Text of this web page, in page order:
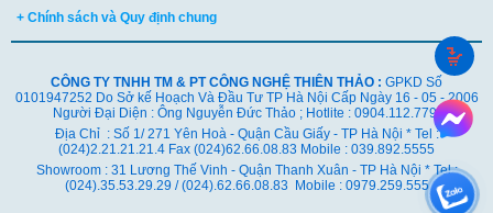
+ Chính sách và Quy định chung
CÔNG TY TNHH TM & PT CÔNG NGHỆ THIÊN THẢO : GPKD Số
0101947252 Do Sở kế Hoạch Và Đầu Tư TP Hà Nội Cấp Ngày 16 - 05 - 2006
Người Đại Diện : Ông Nguyễn Đức Thảo ; Hotlite : 0904.112.779
Địa Chỉ : Số 1/ 271 Yên Hoà - Quận Cầu Giấy - TP Hà Nội * Tel :
(024)2.21.21.21.4 Fax (024)62.66.08.83 Mobile : 039.892.5555
Showroom : 31 Lương Thế Vinh - Quận Thanh Xuân - TP Hà Nội * Tel :
(024).35.53.29.29 / (024).62.66.08.83 Mobile : 0979.259.555